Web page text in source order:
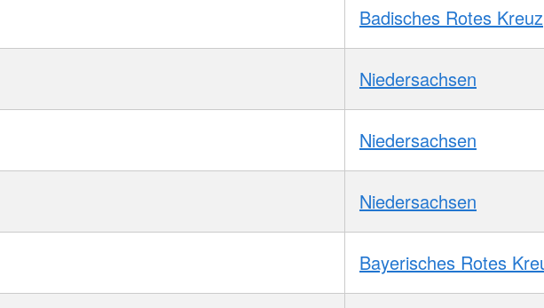
Badisches Rotes Kreuz
Niedersachsen
Niedersachsen
Niedersachsen
Bayerisches Rotes